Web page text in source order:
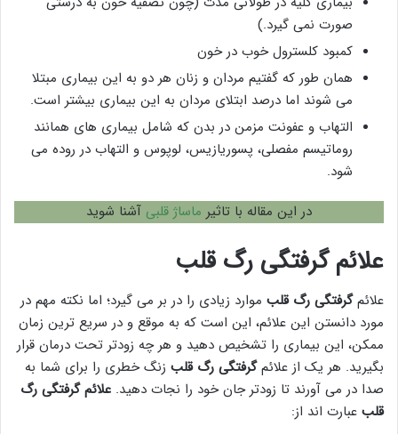
صورت نمی گیرد.)
کمبود کلسترول خوب در خون
همان طور که گفتیم مردان و زنان هر دو به این بیماری مبتلا
می شوند اما درصد ابتلای مردان به این بیماری بیشتر است.
التهاب و عفونت مزمن در بدن که شامل بیماری های همانند
روماتیسم مفصلی، پسوریازیس، لوپوس و التهاب در روده می
شود.
در این مقاله با تاثیر ماساژ قلبی آشنا شوید
علائم گرفتگی رگ قلب
علائمگرفتگی رگ قلب موارد زیادی را در بر می گیرد؛ اما نکته مهم در
مورد دانستن این علائم، این است که به موقع و در سریع ترین زمان
ممکن، این بیماری را تشخیص دهید و هر چه زودتر تحت درمان قرار
بگیرید. هر یک از علائمگرفتگی رگ قلب زنگ خطری را برای شما به
صدا در می آورند تا زودتر جان خود را نجات دهید. علائم گرفتگی رگ
قلب عبارت اند از: